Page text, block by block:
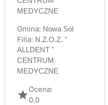
MEDYCZNE
Gmina: Nowa Sól
Filia: N.Z.O.Z. "
ALLDENT "
CENTRUM
MEDYCZNE
gradeOcena:
0.0